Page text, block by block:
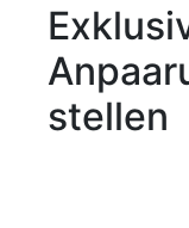
stellen